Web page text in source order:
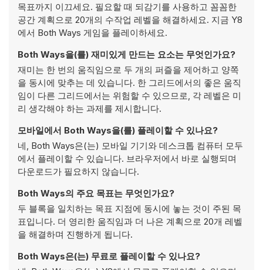
목표까지 이끄세요. 필요할 때 되감기를 사용하고 꼼꼼한
공간 계획으로 20개의 수작업 레벨을 해결하세요. 지금 Y8
에서 Both Ways 게임을 플레이하세요.
Both Ways을(를) 재미있게 만드는 요소는 무엇인가요?
재미는 한 번의 움직임으로 두 개의 퍼즐을 제어하고 양쪽
을 동시에 맞추는 데 있습니다. 한 그리드에서의 좋은 움직
임이 다른 그리드에서는 위험할 수 있으므로, 각 레벨은 미
리 생각해야 하는 과제를 제시합니다.
모바일에서 Both Ways을(를) 플레이할 수 있나요?
네, Both Ways은(는) 모바일 기기와 데스크톱 컴퓨터 모두
에서 플레이할 수 있습니다. 브라우저에서 바로 실행되며
다운로드가 필요하지 않습니다.
Both Ways의 주요 목표는 무엇인가요?
두 블록을 일치하는 목표 지점에 동시에 놓는 것이 주된 목
표입니다. 더 영리한 움직임과 더 나은 계획으로 20개 레벨
을 해결하며 진행하게 됩니다.
Both Ways은(는) 무료로 플레이할 수 있나요?